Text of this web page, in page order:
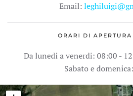
Email:
ORARI DI
Da lunedi a venerdi: 08:00 -
Sabato e